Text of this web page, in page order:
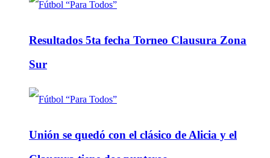
Resultados 5ta fecha Torneo Clausura Zona
Sur
Unión se quedó con el clásico de Alicia y el